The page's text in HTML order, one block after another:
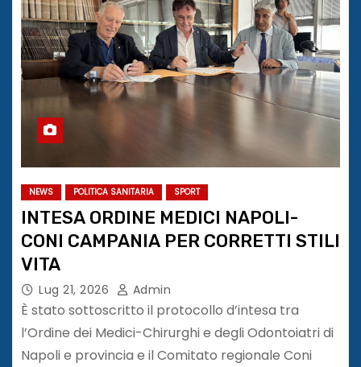
NEWS POLITICA SANITARIA SPORT
INTESA ORDINE MEDICI NAPOLI-
CONI CAMPANIA PER CORRETTI STILI
VITA
Lug 21, 2026 Admin
È stato sottoscritto il protocollo d’intesa tra
l’Ordine dei Medici-Chirurghi e degli Odontoiatri di
Napoli e provincia e il Comitato regionale Coni